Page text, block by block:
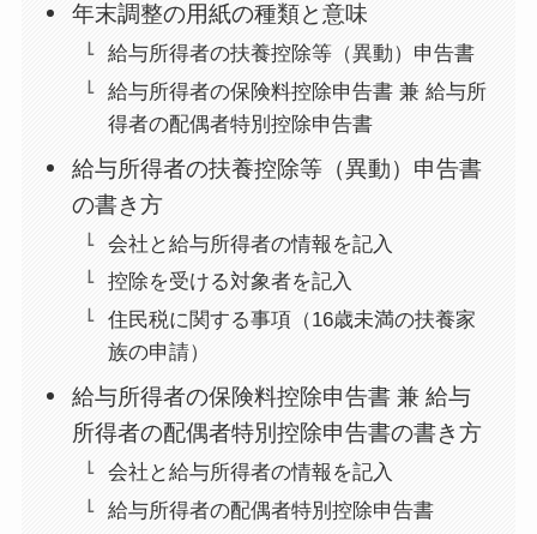
年末調整の用紙の種類と意味
給与所得者の扶養控除等（異動）申告書
給与所得者の保険料控除申告書 兼 給与所
得者の配偶者特別控除申告書
給与所得者の扶養控除等（異動）申告書
の書き方
会社と給与所得者の情報を記入
控除を受ける対象者を記入
住民税に関する事項（16歳未満の扶養家
族の申請）
給与所得者の保険料控除申告書 兼 給与
所得者の配偶者特別控除申告書の書き方
会社と給与所得者の情報を記入
給与所得者の配偶者特別控除申告書